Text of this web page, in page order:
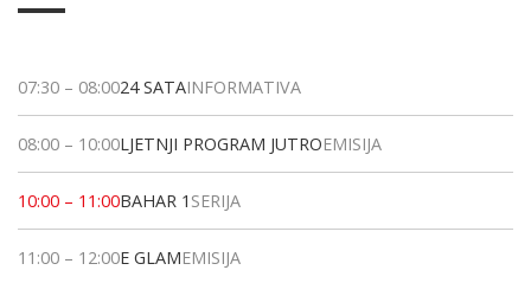
07:30 – 08:0024 SATAINFORMATIVA
08:00 – 10:00LJETNJI PROGRAM JUTROEMISIJA
10:00 – 11:00BAHAR 1 SERIJA
11:00 – 12:00E GLAMEMISIJA